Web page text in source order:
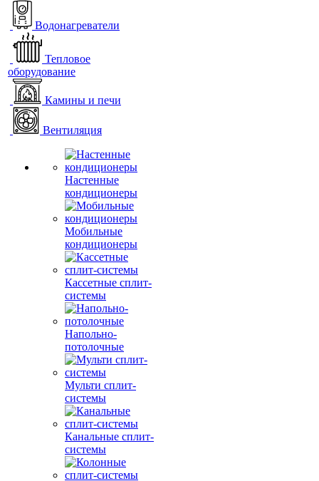
Водонагреватели
Тепловое
оборудование
Камины и печи
Вентиляция
Настенные
кондиционеры
Мобильные
кондиционеры
Кассетные сплит-
системы
Напольно-
потолочные
Мульти сплит-
системы
Канальные сплит-
системы